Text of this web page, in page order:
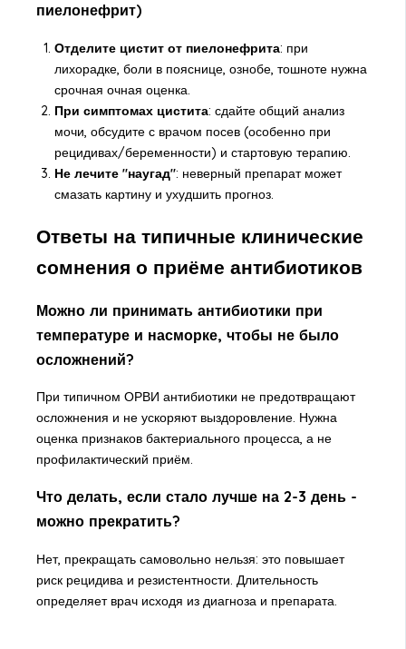
пиелонефрит)
Отделите цистит от пиелонефрита: при
лихорадке, боли в пояснице, ознобе, тошноте нужна
срочная очная оценка.
При симптомах цистита: сдайте общий анализ
мочи, обсудите с врачом посев (особенно при
рецидивах/беременности) и стартовую терапию.
Не лечите "наугад": неверный препарат может
смазать картину и ухудшить прогноз.
Ответы на типичные клинические
сомнения о приёме антибиотиков
Можно ли принимать антибиотики при
температуре и насморке, чтобы не было
осложнений?
При типичном ОРВИ антибиотики не предотвращают
осложнения и не ускоряют выздоровление. Нужна
оценка признаков бактериального процесса, а не
профилактический приём.
Что делать, если стало лучше на 2-3 день -
можно прекратить?
Нет, прекращать самовольно нельзя: это повышает
риск рецидива и резистентности. Длительность
определяет врач исходя из диагноза и препарата.